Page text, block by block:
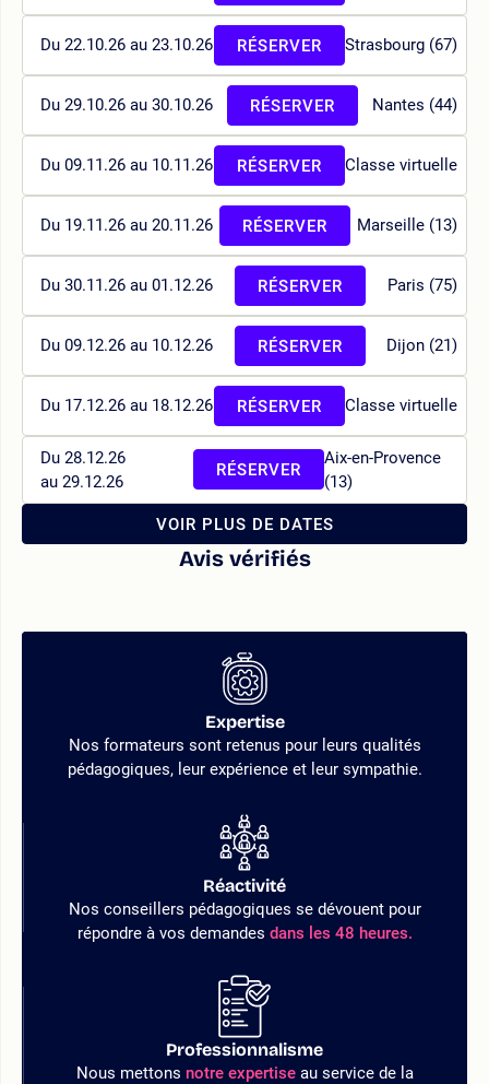
Du 22.10.26 au 23.10.26 Strasbourg (67)
RÉSERVER
Du 29.10.26 au 30.10.26 Nantes (44)
RÉSERVER
Du 09.11.26 au 10.11.26 Classe virtuelle
RÉSERVER
Du 19.11.26 au 20.11.26 Marseille (13)
RÉSERVER
Du 30.11.26 au 01.12.26 Paris (75)
RÉSERVER
Du 09.12.26 au 10.12.26 Dijon (21)
RÉSERVER
Du 17.12.26 au 18.12.26 Classe virtuelle
RÉSERVER
Du 28.12.26
au 29.12.26
Aix-en-Provence
(13)
RÉSERVER
VOIR PLUS DE DATES
Avis vérifiés
Expertise
Nos formateurs sont retenus pour leurs qualités
pédagogiques, leur expérience et leur sympathie.
Réactivité
Nos conseillers pédagogiques se dévouent pour
répondre à vos demandes dans les 48 heures.
Professionnalisme
Nous mettons notre expertiseau service de la